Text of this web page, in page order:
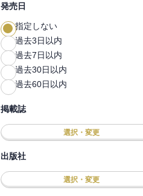
発売日
指定しない
過去3日以内
過去7日以内
過去30日以内
過去60日以内
掲載誌
選択・変更
出版社
選択・変更